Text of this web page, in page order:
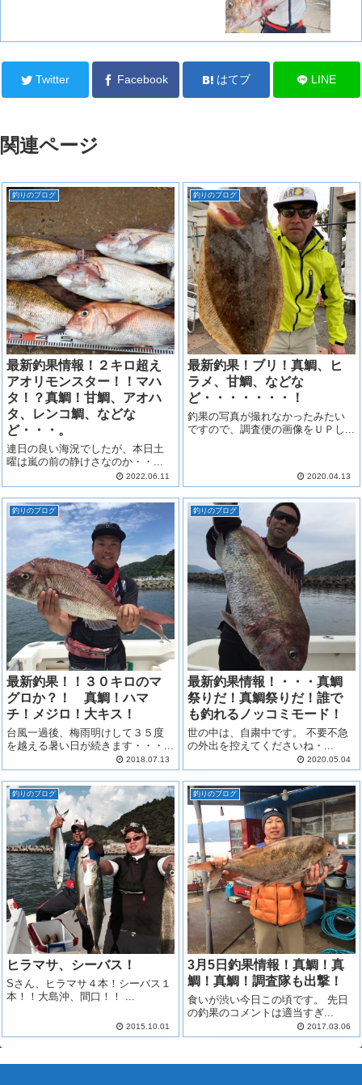
Twitter Facebook はてブ LINE
関連ページ
釣りのブログ
最新釣果情報！２キロ超え
アオリモンスター！！マハ
タ！？真鯛！甘鯛、アオハ
タ、レンコ鯛、などな
ど・・・。
連日の良い海況でしたが、本日土
曜は嵐の前の静けさなのか・・...
2022.06.11
釣りのブログ
最新釣果！ブリ！真鯛、ヒ
ラメ、甘鯛、などな
ど・・・・・・・！
釣果の写真が撮れなかったみたい
ですので、調査便の画像をＵＰし...
2020.04.13
釣りのブログ
最新釣果！！３０キロのマ
グロか？！ 真鯛！ハマ
チ！メジロ！大キス！
台風一過後、梅雨明けして３５度
を越える暑い日が続きます・・・...
2018.07.13
釣りのブログ
最新釣果情報！・・・真鯛
祭りだ！真鯛祭りだ！誰で
も釣れるノッコミモード！
世の中は、自粛中です。 不要不急
の外出を控えてくださいね・...
2020.05.04
釣りのブログ
ヒラマサ、シーバス！
Sさん、ヒラマサ４本！シーバス１
2015.10.01
釣りのブログ
3月5日釣果情報！真鯛！真
鯛！真鯛！調査隊も出撃！
食いが渋い今日この頃です。 先日
の釣果のコメントは適当すぎ...
2017.03.06